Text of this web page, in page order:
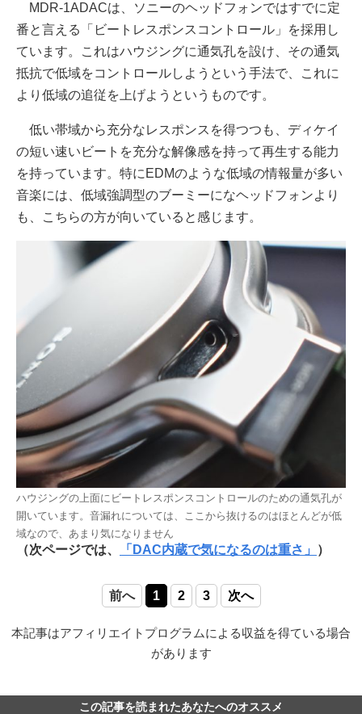
MDR-1ADACは、ソニーのヘッドフォンではすでに定
番と言える「ビートレスポンスコントロール」を採用し
ています。これはハウジングに通気孔を設け、その通気
抵抗で低域をコントロールしようという手法で、これに
より低域の追従を上げようというものです。
低い帯域から充分なレスポンスを得つつも、ディケイ
の短い速いビートを充分な解像感を持って再生する能力
を持っています。特にEDMのような低域の情報量が多い
音楽には、低域強調型のブーミーになヘッドフォンより
も、こちらの方が向いていると感じます。
ハウジングの上面にビートレスポンスコントロールのための通気孔が
開いています。音漏れについては、ここから抜けるのはほとんどが低
域なので、あまり気になりません
（次ページでは、 「DAC内蔵で気になるのは重さ」 ）
前へ 1 2 3 次へ
本記事はアフィリエイトプログラムによる収益を得ている場合
があります
この記事を読まれたあなたへのオススメ